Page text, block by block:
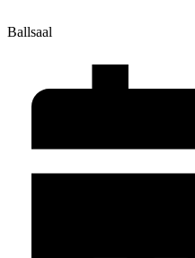
Ballsaal